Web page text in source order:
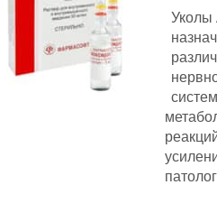
Уколы